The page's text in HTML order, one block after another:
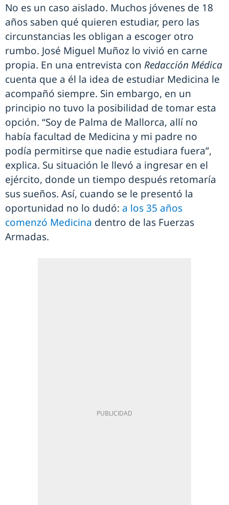
No es un caso aislado. Muchos jóvenes de 18
años saben qué quieren estudiar, pero las
circunstancias les obligan a escoger otro
rumbo. José Miguel Muñoz lo vivió en carne
propia. En una entrevista con Redacción Médica
cuenta que a él la idea de estudiar Medicina le
acompañó siempre. Sin embargo, en un
principio no tuvo la posibilidad de tomar esta
opción. “Soy de Palma de Mallorca, allí no
había facultad de Medicina y mi padre no
podía permitirse que nadie estudiara fuera”,
explica. Su situación le llevó a ingresar en el
ejército, donde un tiempo después retomaría
sus sueños. Así, cuando se le presentó la
oportunidad no lo dudó: a los 35 años
comenzó Medicina dentro de las Fuerzas
Armadas.